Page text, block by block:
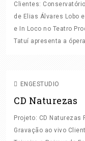
Clientes:
de Elias Álvares Lobo
e In Loco no Teatro
Tatuí apresenta a
ENGESTUDIO
CD Naturezas
Projeto: CD Naturezas
Gravação ao vivo